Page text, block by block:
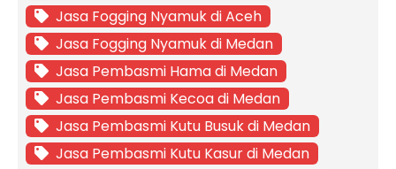
Jasa Fogging Nyamuk di Aceh
Jasa Fogging Nyamuk di Medan
Jasa Pembasmi Hama di Medan
Jasa Pembasmi Kecoa di Medan
Jasa Pembasmi Kutu Busuk di Medan
Jasa Pembasmi Kutu Kasur di Medan